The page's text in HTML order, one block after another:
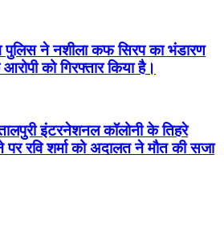
ने नशीला कफ सिरप का भंडारण
को गिरफ्तार किया है।
इंटरनेशनल कॉलोनी के तिहरे
पर रवि शर्मा को अदालत ने मौत की सजा